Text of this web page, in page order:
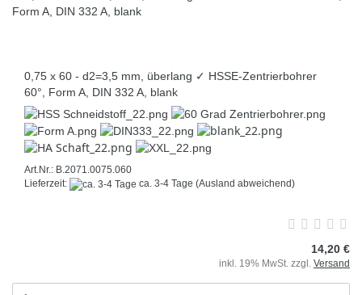
0,75 x 60 - d2=3,5 mm, überlang ✓ HSSE-Zentrierbohrer
60°, Form A, DIN 332 A, blank
Art.Nr.: B.2071.0075.060
Lieferzeit:
ca. 3-4 Tage (Ausland abweichend)
14,20 €
inkl. 19% MwSt. zzgl. Versand